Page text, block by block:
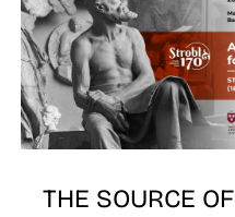
THE SOURCE OF